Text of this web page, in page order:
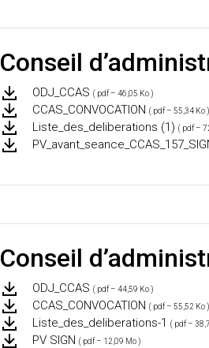
Conseil
ODJ_CCAS ( pdf – 46,05 Ko )
CCAS_CONVOCATION ( pdf – 55,34 Ko )
Liste_des_deliberations (1) ( pdf –
Conseil
ODJ_CCAS ( pdf – 44,59 Ko )
CCAS_CONVOCATION ( pdf – 55,52 Ko )
Liste_des_deliberations-1 ( pdf –
PV SIGN ( pdf – 12,09 Mo )